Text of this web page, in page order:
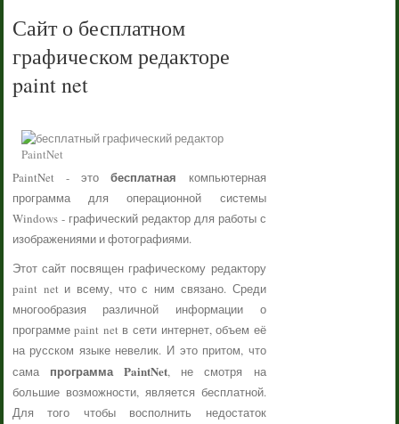
Сайт о бесплатном
графическом редакторе
paint net
PaintNet - этобесплатная компьютерная
программа для операционной системы
Windows - графический редактор для работы с
изображениями и фотографиями.
Этот сайт посвящен графическому редактору
paint net и всему, что с ним связано. Среди
многообразия различной информации о
программе paint net в сети интернет, объем её
на русском языке невелик. И это притом, что
сама программа PaintNet, не смотря на
большие возможности, является бесплатной.
Для того чтобы восполнить недостаток